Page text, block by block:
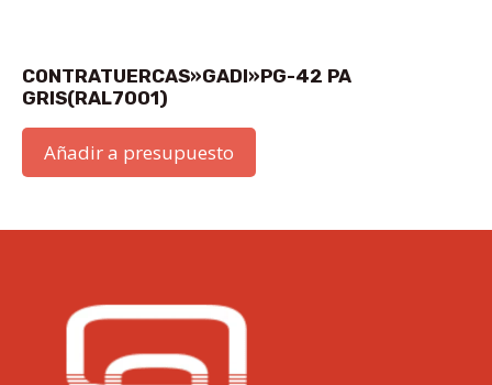
CONTRATUERCAS»GADI»PG-42 PA
GRIS(RAL7001)
Añadir a presupuesto